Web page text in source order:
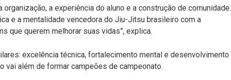
organização, a experiência do aluno e a construção de comunidade.
e a mentalidade vencedora do Jiu-Jitsu brasileiro com a
que querem melhorar suas vidas”, explica.
excelência técnica, fortalecimento mental e desenvolvimento
vai além de formar campeões de campeonato.